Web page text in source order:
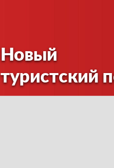
Новый
туристский